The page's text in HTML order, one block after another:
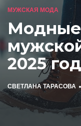
МУЖСКАЯ МОДА
2025
СВЕТЛАНА ТАРАСОВА